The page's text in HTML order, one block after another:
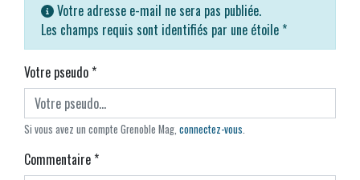
Votre adresse e-mail ne sera pas publiée.
Les champs requis sont identifiés par une étoile *
Votre pseudo*
Si vous avez un compte Grenoble Mag, connectez-vous.
Commentaire*